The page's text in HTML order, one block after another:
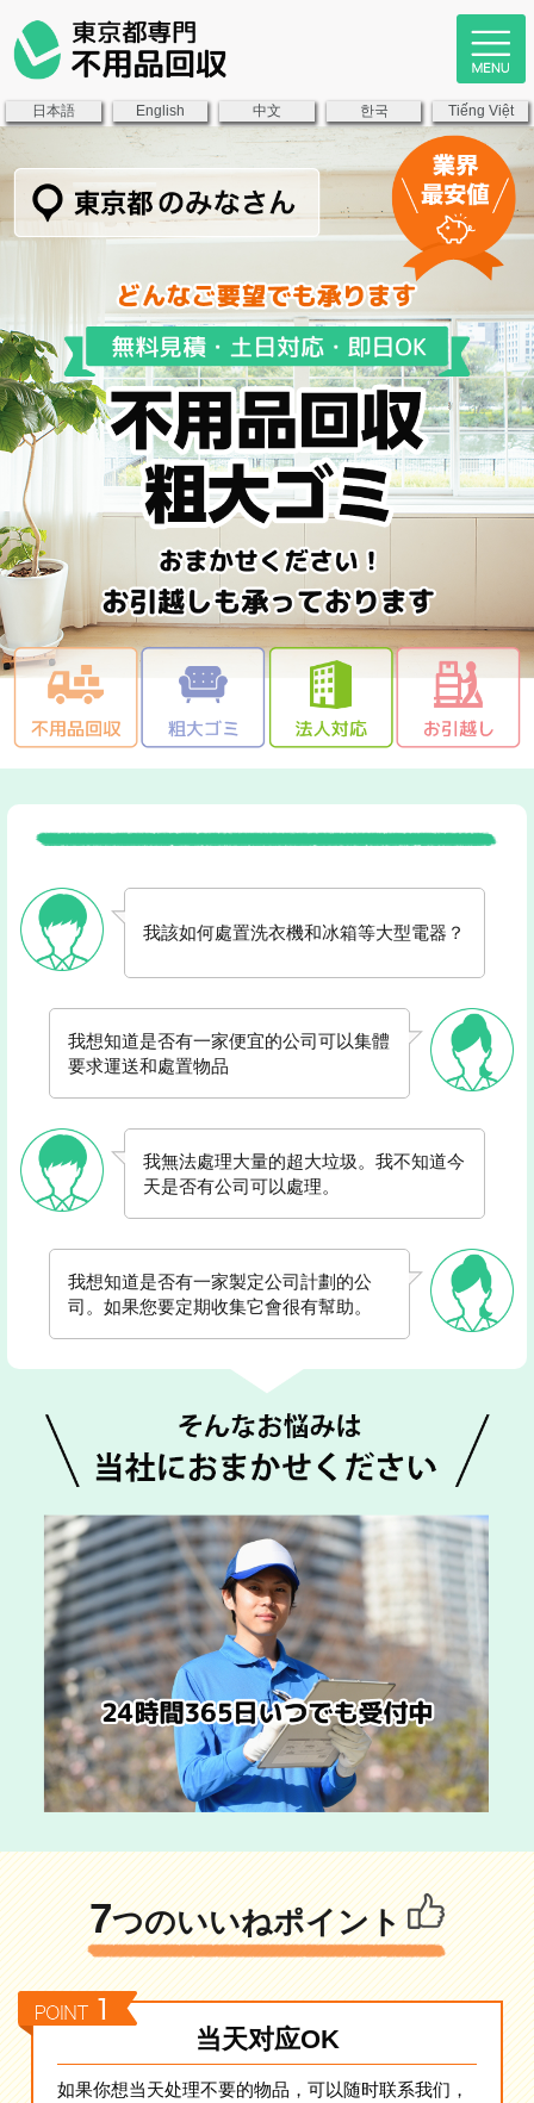
日本語 English 中文 한국 Tiếng Việt
我該如何處置洗衣機和冰箱等大型電器？
我想知道是否有一家便宜的公司可以集體
要求運送和處置物品
我無法處理大量的超大垃圾。我不知道今
天是否有公司可以處理。
我想知道是否有一家製定公司計劃的公
司。如果您要定期收集它會很有幫助。
7つのいいねポイント
当天对应OK
如果你想当天处理不要的物品，可以随时联系我们，